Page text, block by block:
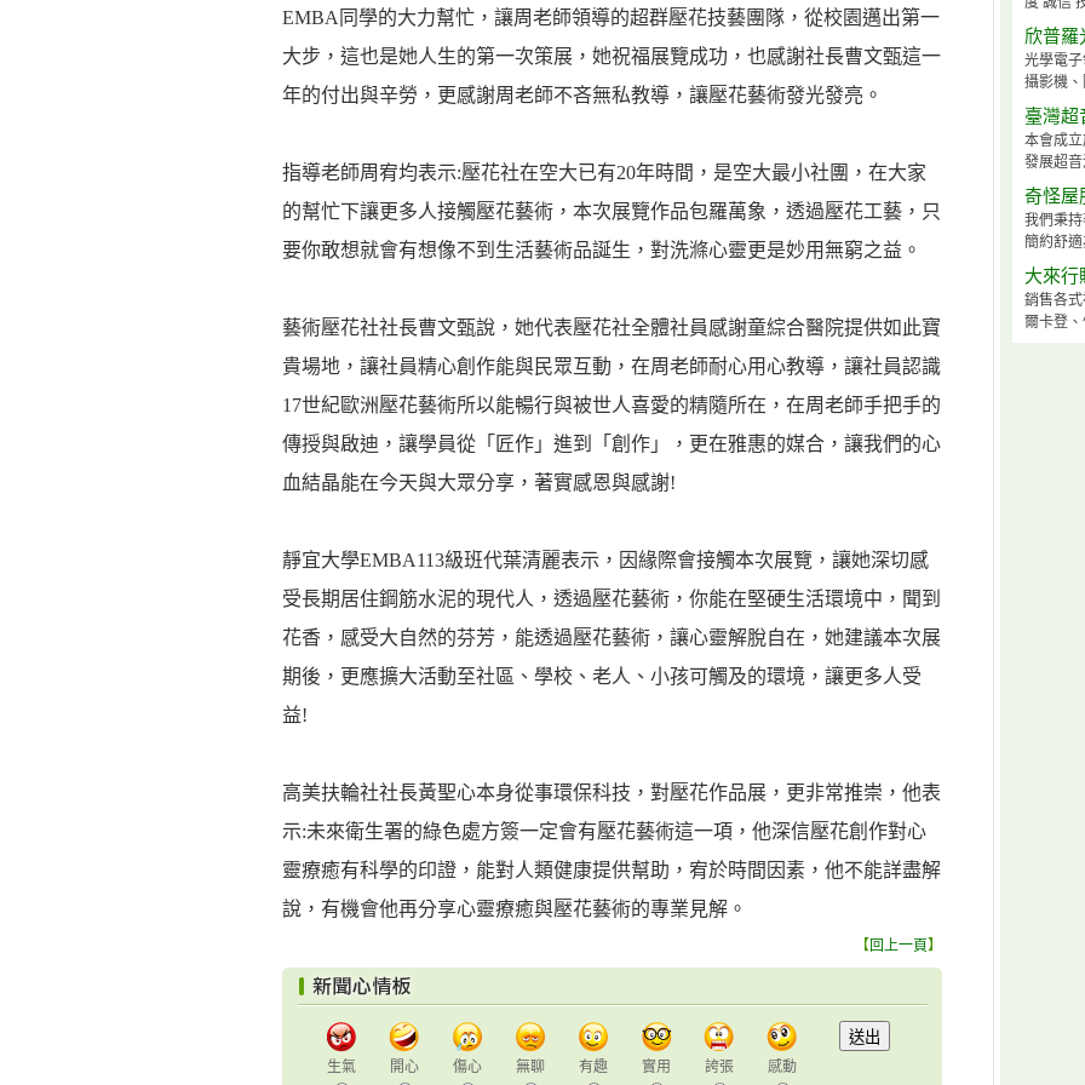
EMBA同學的大力幫忙，讓周老師領導的超群壓花技藝團隊，從校園邁出第一
大步，這也是她人生的第一次策展，她祝福展覽成功，也感謝社長曹文甄這一
年的付出與辛勞，更感謝周老師不吝無私教導，讓壓花藝術發光發亮。
指導老師周宥均表示:壓花社在空大已有20年時間，是空大最小社團，在大家
的幫忙下讓更多人接觸壓花藝術，本次展覽作品包羅萬象，透過壓花工藝，只
要你敢想就會有想像不到生活藝術品誕生，對洗滌心靈更是妙用無窮之益。
藝術壓花社社長曹文甄說，她代表壓花社全體社員感謝童綜合醫院提供如此寶
貴場地，讓社員精心創作能與民眾互動，在周老師耐心用心教導，讓社員認識
17世紀歐洲壓花藝術所以能暢行與被世人喜愛的精隨所在，在周老師手把手的
傳授與啟迪，讓學員從「匠作」進到「創作」，更在雅惠的媒合，讓我們的心
血結晶能在今天與大眾分享，著實感恩與感謝!
靜宜大學EMBA113級班代葉清麗表示，因緣際會接觸本次展覽，讓她深切感
受長期居住鋼筋水泥的現代人，透過壓花藝術，你能在堅硬生活環境中，聞到
花香，感受大自然的芬芳，能透過壓花藝術，讓心靈解脫自在，她建議本次展
期後，更應擴大活動至社區、學校、老人、小孩可觸及的環境，讓更多人受
益!
高美扶輪社社長黃聖心本身從事環保科技，對壓花作品展，更非常推崇，他表
示:未來衛生署的綠色處方簽一定會有壓花藝術這一項，他深信壓花創作對心
靈療癒有科學的印證，能對人類健康提供幫助，宥於時間因素，他不能詳盡解
說，有機會他再分享心靈療癒與壓花藝術的專業見解。
【回上一頁】
生氣 開心 傷心 無聊 有趣 實用 誇張 感動
欣普羅
光學電
攝影機
臺灣超
本會成
發展超
奇怪屋
我們秉
簡約舒
大來行
銷售各
爾卡登